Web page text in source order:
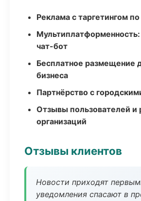
Реклама с таргетингом
Мультиплатформенность:
чат-бот
Бесплатное размещение
бизнеса
Партнёрство с
Отзывы пользователей и
организаций
Отзывы клиентов
Новости приходят
уведомления спасают в